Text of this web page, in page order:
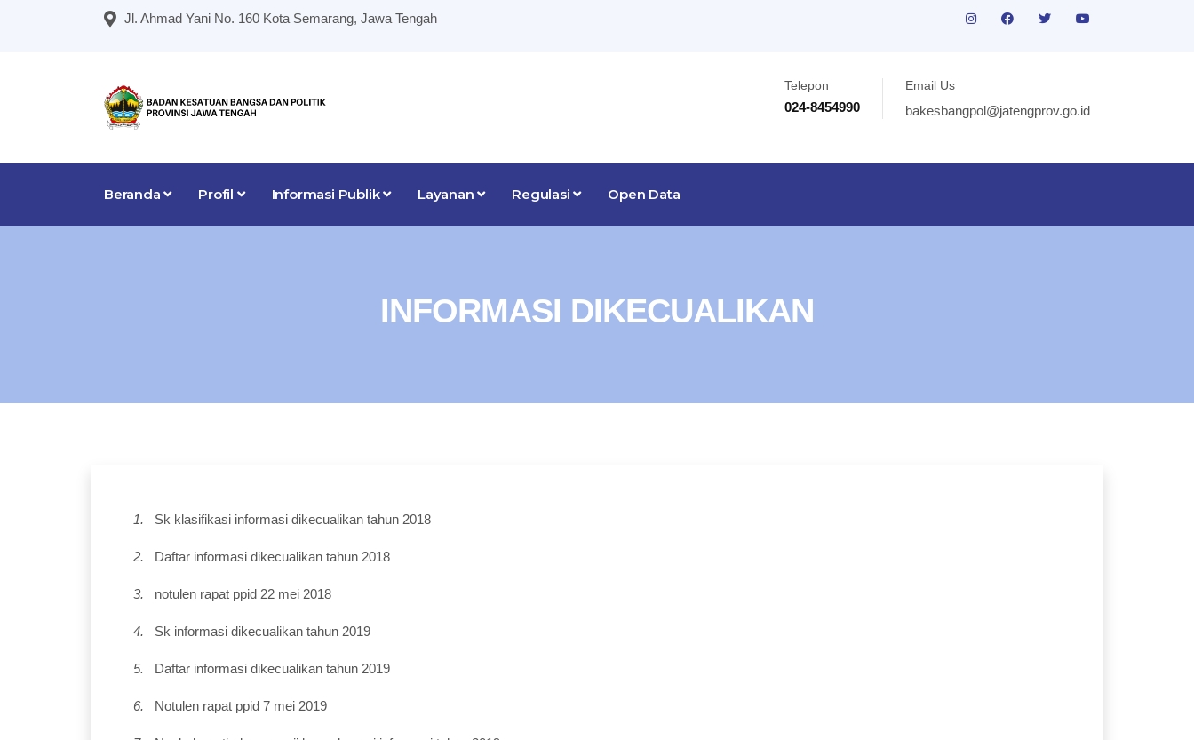
Jl. Ahmad Yani No. 160 Kota Semarang, Jawa Tengah
Telepon
024-8454990
Email Us
bakesbangpol@jatengprov.go.id
Beranda Profil Informasi Publik Layanan Regulasi Open Data
INFORMASI DIKECUALIKAN
1. Sk klasifikasi informasi dikecualikan tahun 2018
2. Daftar informasi dikecualikan tahun 2018
3. notulen rapat ppid 22 mei 2018
4. Sk informasi dikecualikan tahun 2019
5. Daftar informasi dikecualikan tahun 2019
6. Notulen rapat ppid 7 mei 2019